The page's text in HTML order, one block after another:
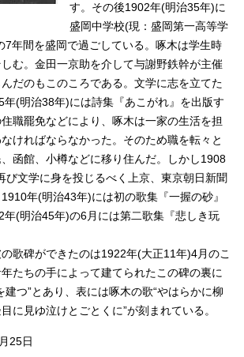
す。その後1902年(明治35年)に
盛岡中学校(現：盛岡第一高等学
7年間を盛岡で過ごしている。啄木は学生時
む。金田一京助を介して与謝野鉄幹が主催
だのもこのころである。文学に志を立てた
年(明治38年)には詩集『あこがれ』を出版す
職罷免などにより、啄木は一家の生活を担
ければならなかった。そのため職を転々と
函館、小樽などに移り住んだ。しかし1908
び文学に身を投じるべく上京、東京朝日新聞
年(明治43年)には初の歌集『一握の砂』
年(明治45年)の6月には第二歌集『悲しき玩
歌碑ができたのは1922年(大正11年)4月のこ
たちの手によって建てられたこの碑の裏に
建つ”とあり、表には啄木の歌“やはらかに柳
に見ゆ泣けとごとくに”が刻まれている。
25日